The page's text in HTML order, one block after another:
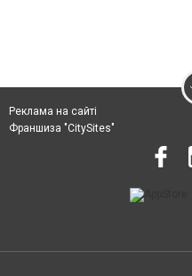
Реклама на сайті
Франшиза "CitySites"